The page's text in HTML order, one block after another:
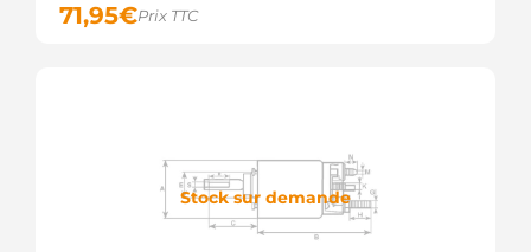
71,95€Prix TTC
Stock sur demande